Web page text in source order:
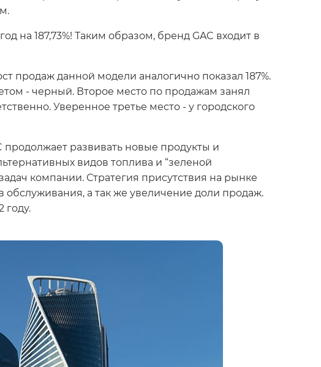
на 187,73%! Таким образом, бренд GAC входит в
данной модели аналогично показал 187%.
- черный. Второе место по продажам занял
Уверенное третье место - у городского
развивать новые продукты и
видов топлива и “зеленой
компании. Стратегия присутствия на рынке
а так же увеличение доли продаж.
году.